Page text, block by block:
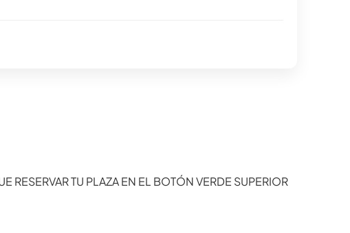
RESERVAR TU PLAZA EN EL BOTÓN VERDE SUPERIOR